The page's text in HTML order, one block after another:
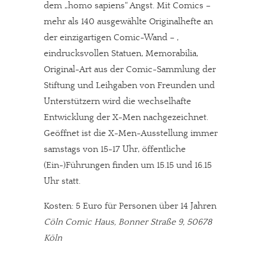
dem „homo sapiens“ Angst. Mit Comics –
mehr als 140 ausgewählte Originalhefte an
der einzigartigen Comic-Wand – ,
eindrucksvollen Statuen, Memorabilia,
Original-Art aus der Comic-Sammlung der
Stiftung und Leihgaben von Freunden und
Unterstützern wird die wechselhafte
Entwicklung der X-Men nachgezeichnet.
Geöffnet ist die X-Men-Ausstellung immer
samstags von 15-17 Uhr, öffentliche
(Ein-)Führungen finden um 15.15 und 16.15
Uhr statt.
Kosten: 5 Euro für Personen über 14 Jahren
Cöln Comic Haus, Bonner Straße 9, 50678
Köln